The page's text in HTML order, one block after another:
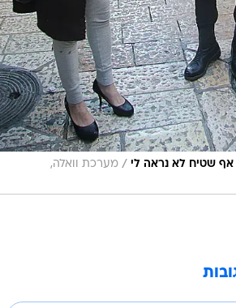
אף שטיח לא נראה לי / מערכת וואלה,